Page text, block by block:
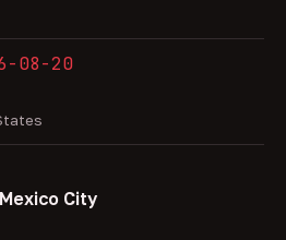
08-20
City